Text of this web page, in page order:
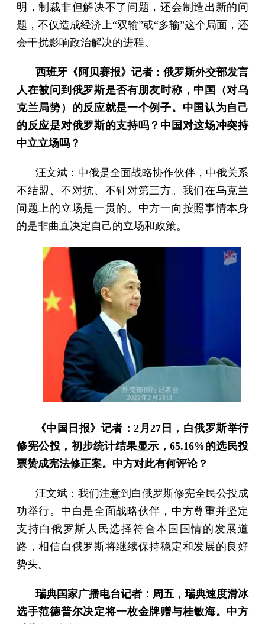
明，制裁非但解决不了问题，还会制造出新的问
题，不仅造成经济上“双输”或“多输”这个局面，还
会干扰影响政治解决的进程。
西班牙《阿贝赛报》记者：俄罗斯外交部发言
人在被问到俄罗斯是否有朋友时称，中国（对乌
克兰局势）的反应就是一个例子。中国认为自己
的反应是对俄罗斯的支持吗？中国对这场冲突持
中立立场吗？
汪文斌：中俄是全面战略协作伙伴，中俄关系
不结盟、不对抗、不针对第三方。我们在乌克兰
问题上的立场是一贯的。中方一向按照事情本身
的是非曲直决定自己的立场和政策。
《中国日报》记者：2月27日，白俄罗斯举行
修宪公投，初步统计结果显示，65.16%的选民投
票赞成宪法修正案。中方对此有何评论？
汪文斌：我们注意到白俄罗斯修宪全民公投成
功举行。中白是全面战略伙伴，中方尊重并坚定
支持白俄罗斯人民选择符合本国国情的发展道
路，相信白俄罗斯将继续保持稳定和发展的良好
势头。
瑞典国家广播电台记者：周五，瑞典速度滑冰
选手范德普尔决定将一枚金牌赠与桂敏海。中方